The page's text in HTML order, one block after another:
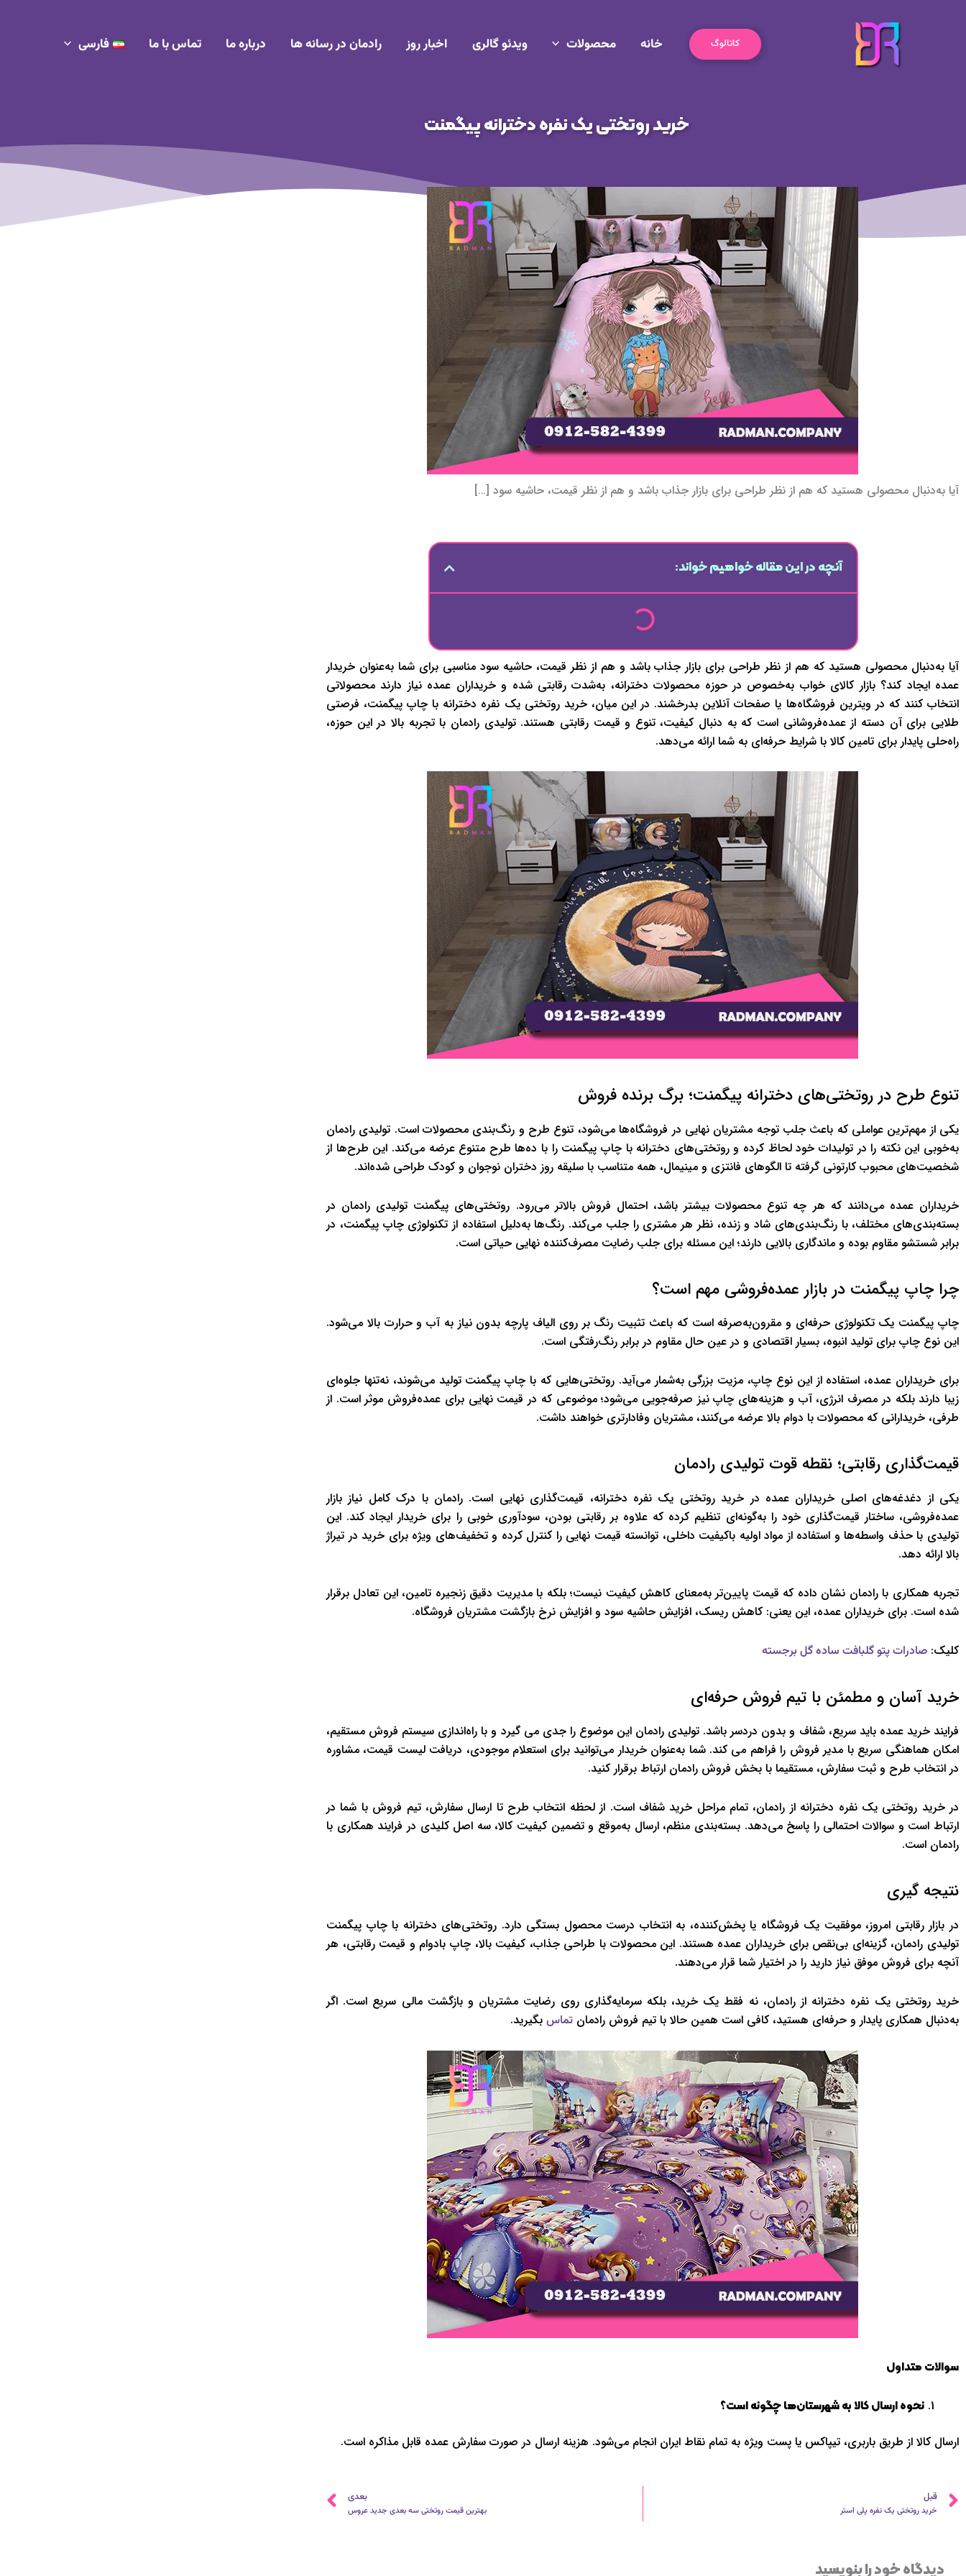
کاتالوگ خانه محصولات ویدئو گالری اخبار روز رادمان در رسانه ها درباره ما تماس با ما فارسی
خرید روتختی یک نفره دخترانه پیگمنت
آیا به‌دنبال محصولی هستید که هم از نظر طراحی برای بازار جذاب باشد و هم از نظر قیمت، حاشیه سود […]
آنچه در این مقاله خواهیم خواند:
آیا به‌دنبال محصولی هستید که هم از نظر طراحی برای بازار جذاب باشد و هم از نظر قیمت، حاشیه سود مناسبی برای شما به‌عنوان خریدار
عمده ایجاد کند؟ بازار کالای خواب به‌خصوص در حوزه محصولات دخترانه، به‌شدت رقابتی شده و خریداران عمده نیاز دارند محصولاتی
انتخاب کنند که در ویترین فروشگاه‌ها یا صفحات آنلاین بدرخشند. در این میان، خرید روتختی یک نفره دخترانه با چاپ پیگمنت، فرصتی
طلایی برای آن دسته از عمده‌فروشانی است که به دنبال کیفیت، تنوع و قیمت رقابتی هستند. تولیدی رادمان با تجربه بالا در این حوزه،
راه‌حلی پایدار برای تامین کالا با شرایط حرفه‌ای به شما ارائه می‌دهد.
تنوع طرح در روتختی‌های دخترانه پیگمنت؛ برگ برنده فروش
یکی از مهم‌ترین عواملی که باعث جلب توجه مشتریان نهایی در فروشگاه‌ها می‌شود، تنوع طرح و رنگ‌بندی محصولات است. تولیدی رادمان
به‌خوبی این نکته را در تولیدات خود لحاظ کرده و روتختی‌های دخترانه با چاپ پیگمنت را با ده‌ها طرح متنوع عرضه می‌کند. این طرح‌ها از
شخصیت‌های محبوب کارتونی گرفته تا الگوهای فانتزی و مینیمال، همه متناسب با سلیقه روز دختران نوجوان و کودک طراحی شده‌اند.
خریداران عمده می‌دانند که هر چه تنوع محصولات بیشتر باشد، احتمال فروش بالاتر می‌رود. روتختی‌های پیگمنت تولیدی رادمان در
بسته‌بندی‌های مختلف، با رنگ‌بندی‌های شاد و زنده، نظر هر مشتری را جلب می‌کند. رنگ‌ها به‌دلیل استفاده از تکنولوژی چاپ پیگمنت، در
برابر شستشو مقاوم بوده و ماندگاری بالایی دارند؛ این مسئله برای جلب رضایت مصرف‌کننده نهایی حیاتی است.
چرا چاپ پیگمنت در بازار عمده‌فروشی مهم است؟
چاپ پیگمنت یک تکنولوژی حرفه‌ای و مقرون‌به‌صرفه است که باعث تثبیت رنگ بر روی الیاف پارچه بدون نیاز به آب و حرارت بالا می‌شود.
این نوع چاپ برای تولید انبوه، بسیار اقتصادی و در عین حال مقاوم در برابر رنگ‌رفتگی است.
برای خریداران عمده، استفاده از این نوع چاپ، مزیت بزرگی به‌شمار می‌آید. روتختی‌هایی که با چاپ پیگمنت تولید می‌شوند، نه‌تنها جلوه‌ای
زیبا دارند بلکه در مصرف انرژی، آب و هزینه‌های چاپ نیز صرفه‌جویی می‌شود؛ موضوعی که در قیمت نهایی برای عمده‌فروش موثر است. از
طرفی، خریدارانی که محصولات با دوام بالا عرضه می‌کنند، مشتریان وفادارتری خواهند داشت.
قیمت‌گذاری رقابتی؛ نقطه قوت تولیدی رادمان
یکی از دغدغه‌های اصلی خریداران عمده در خرید روتختی یک نفره دخترانه، قیمت‌گذاری نهایی است. رادمان با درک کامل نیاز بازار
عمده‌فروشی، ساختار قیمت‌گذاری خود را به‌گونه‌ای تنظیم کرده که علاوه بر رقابتی بودن، سودآوری خوبی را برای خریدار ایجاد کند. این
تولیدی با حذف واسطه‌ها و استفاده از مواد اولیه باکیفیت داخلی، توانسته قیمت نهایی را کنترل کرده و تخفیف‌های ویژه برای خرید در تیراژ
بالا ارائه دهد.
تجربه همکاری با رادمان نشان داده که قیمت پایین‌تر به‌معنای کاهش کیفیت نیست؛ بلکه با مدیریت دقیق زنجیره تامین، این تعادل برقرار
شده است. برای خریداران عمده، این یعنی: کاهش ریسک، افزایش حاشیه سود و افزایش نرخ بازگشت مشتریان فروشگاه.
کلیک: صادرات پتو گلبافت ساده گل برجسته
خرید آسان و مطمئن با تیم فروش حرفه‌ای
فرایند خرید عمده باید سریع، شفاف و بدون دردسر باشد. تولیدی رادمان این موضوع را جدی می گیرد و با راه‌اندازی سیستم فروش مستقیم،
امکان هماهنگی سریع با مدیر فروش را فراهم می کند. شما به‌عنوان خریدار می‌توانید برای استعلام موجودی، دریافت لیست قیمت، مشاوره
در انتخاب طرح و ثبت سفارش، مستقیما با بخش فروش رادمان ارتباط برقرار کنید.
در خرید روتختی یک نفره دخترانه از رادمان، تمام مراحل خرید شفاف است. از لحظه انتخاب طرح تا ارسال سفارش، تیم فروش با شما در
ارتباط است و سوالات احتمالی را پاسخ می‌دهد. بسته‌بندی منظم، ارسال به‌موقع و تضمین کیفیت کالا، سه اصل کلیدی در فرایند همکاری با
رادمان است.
نتیجه ‌گیری
در بازار رقابتی امروز، موفقیت یک فروشگاه یا پخش‌کننده، به انتخاب درست محصول بستگی دارد. روتختی‌های دخترانه با چاپ پیگمنت
تولیدی رادمان، گزینه‌ای بی‌نقص برای خریداران عمده هستند. این محصولات با طراحی جذاب، کیفیت بالا، چاپ بادوام و قیمت رقابتی، هر
آنچه برای فروش موفق نیاز دارید را در اختیار شما قرار می‌دهند.
خرید روتختی یک نفره دخترانه از رادمان، نه فقط یک خرید، بلکه سرمایه‌گذاری روی رضایت مشتریان و بازگشت مالی سریع است. اگر
به‌دنبال همکاری پایدار و حرفه‌ای هستید، کافی است همین حالا با تیم فروش رادمان تماس بگیرید.
سوالات متداول
نحوه ارسال کالا به شهرستان‌ها چگونه است؟
ارسال کالا از طریق باربری، تیپاکس یا پست ویژه به تمام نقاط ایران انجام می‌شود. هزینه ارسال در صورت سفارش عمده قابل مذاکره است.
قبلی
قبل
خرید روتختی یک نفره پلی استر
بعدی
بهترین قیمت روتختی سه بعدی جدید عروس
دیدگاه‌ خود را بنویسید